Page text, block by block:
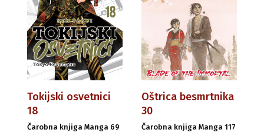
Tokijski osvetnici
18
Čarobna knjiga Manga 69
Oštrica besmrtnika
30
Čarobna knjiga Manga 117